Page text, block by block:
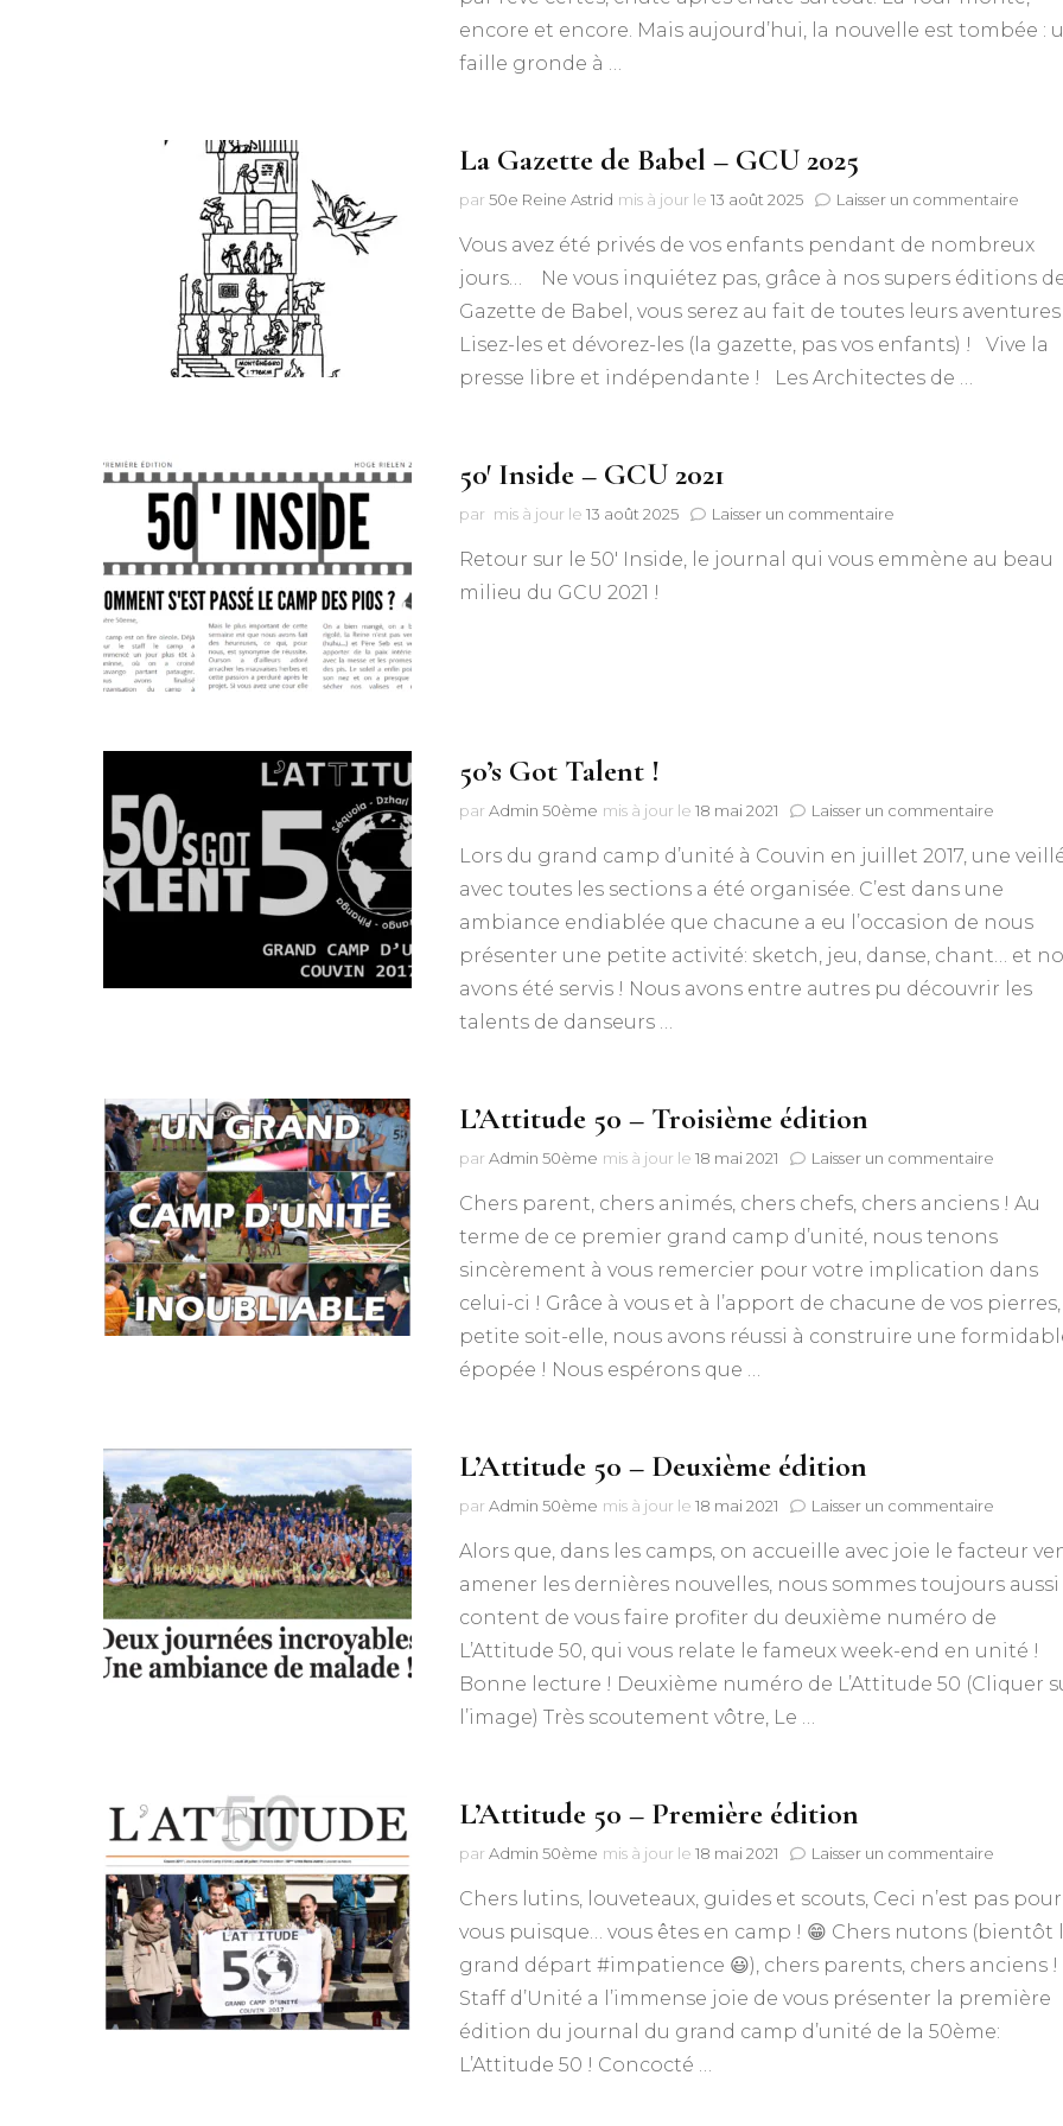
encore et encore. Mais aujourd’hui, la nouvelle est tombée :
faille gronde à …
La Gazette de Babel – GCU 2025
par 50e Reine Astrid mis à jour le 13 août 2025 Laisser un commentaire
–
GCU
Vous avez été privés de vos enfants pendant de nombreux
jours… Ne vous inquiétez pas, grâce à nos supers éditions
Gazette de Babel, vous serez au fait de toutes leurs aventures
Lisez-les et dévorez-les (la gazette, pas vos enfants) ! Vive la
presse libre et indépendante ! Les Architectes de …
50′ Inside – GCU 2021
par mis à jour le 13 août 2025 Laisser un commentaire
Inside
Retour sur le 50′ Inside, le journal qui vous emmène au beau
milieu du GCU 2021 !
50’s Got Talent !
par Admin 50ème mis à jour le 18 mai 2021 Laisser un commentaire
Got
Lors du grand camp d’unité à Couvin en juillet 2017, une
avec toutes les sections a été organisée. C’est dans une
ambiance endiablée que chacune a eu l’occasion de nous
présenter une petite activité: sketch, jeu, danse, chant… et
avons été servis ! Nous avons entre autres pu découvrir les
talents de danseurs …
L’Attitude 50 – Troisième édition
par Admin 50ème mis à jour le 18 mai 2021 Laisser un commentaire
50
édition
Chers parent, chers animés, chers chefs, chers anciens ! Au
terme de ce premier grand camp d’unité, nous tenons
sincèrement à vous remercier pour votre implication dans
celui-ci ! Grâce à vous et à l’apport de chacune de vos pierres,
petite soit-elle, nous avons réussi à construire une
épopée ! Nous espérons que …
L’Attitude 50 – Deuxième édition
par Admin 50ème mis à jour le 18 mai 2021 Laisser un commentaire
50
édition
Alors que, dans les camps, on accueille avec joie le facteur
amener les dernières nouvelles, nous sommes toujours aussi
content de vous faire profiter du deuxième numéro de
L’Attitude 50, qui vous relate le fameux week-end en unité !
Bonne lecture ! Deuxième numéro de L’Attitude 50 (Cliquer
l’image) Très scoutement vôtre, Le …
L’Attitude 50 – Première édition
par Admin 50ème mis à jour le 18 mai 2021 Laisser un commentaire
50
–
édition
Chers lutins, louveteaux, guides et scouts, Ceci n’est pas pour
vous puisque… vous êtes en camp ! 😁 Chers nutons (bientôt
grand départ #impatience 😃), chers parents, chers anciens !
Staff d’Unité a l’immense joie de vous présenter la première
édition du journal du grand camp d’unité de la 50ème:
L’Attitude 50 ! Concocté …